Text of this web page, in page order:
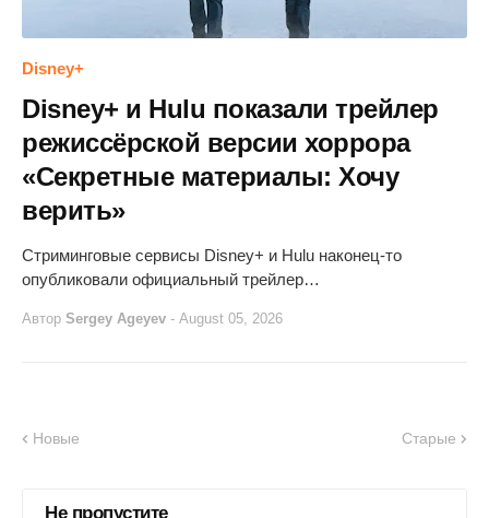
Disney+
Disney+ и Hulu показали трейлер
режиссёрской версии хоррора
«Секретные материалы: Хочу
верить»
Стриминговые сервисы Disney+ и Hulu наконец-то
опубликовали официальный трейлер…
Автор Sergey Ageyev - August 05, 2026
Новые Старые
Не пропустите